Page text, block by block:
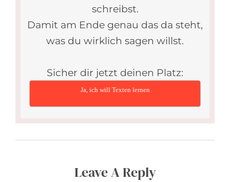
schreibst.
Damit am Ende genau das da steht,
was du wirklich sagen willst.
Sicher dir jetzt deinen Platz:
Ja, ich will Texten lernen
Leave A Reply